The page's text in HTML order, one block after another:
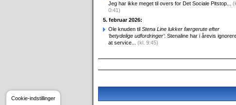
Jeg har ikke meget til overs for Det Sociale Pitstop...
0:41)
5. februar 2026:
Ole knuden til Stena Line lukker færgerute efter
‘betydelige udfordringer’: Stenaline har i årevis
at service... (kl. 9:45)
Cookie-indstillinger